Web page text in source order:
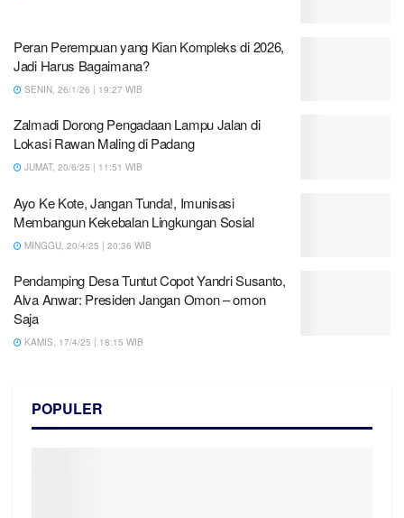
Peran Perempuan yang Kian Kompleks di 2026,
Jadi Harus Bagaimana?
SENIN, 26/1/26 | 19:27 WIB
Zalmadi Dorong Pengadaan Lampu Jalan di
Lokasi Rawan Maling di Padang
JUMAT, 20/6/25 | 11:51 WIB
Ayo Ke Kote, Jangan Tunda!, Imunisasi
Membangun Kekebalan Lingkungan Sosial
MINGGU, 20/4/25 | 20:36 WIB
Pendamping Desa Tuntut Copot Yandri Susanto,
Alva Anwar: Presiden Jangan Omon – omon
Saja
KAMIS, 17/4/25 | 18:15 WIB
POPULER